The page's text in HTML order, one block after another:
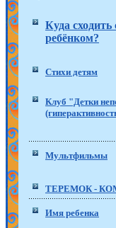
Куда сходить
ребёнком?
Стихи детям
Клуб "Детки
Мультфильмы
ТЕРЕМОК -
Имя ребенка